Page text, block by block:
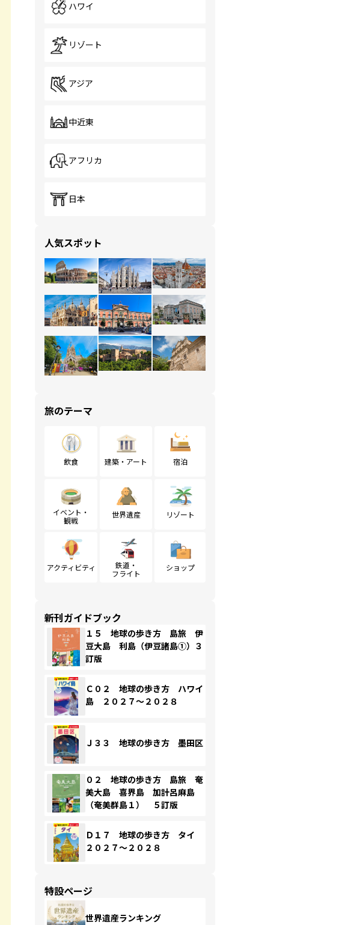
ハワイ
リゾート
アジア
中近東
アフリカ
日本
人気スポット
旅のテーマ
飲食 建築・アート 宿泊
イベント・
観戦
世界遺産 リゾート
アクティビティ
鉄道・
フライト
ショップ
新刊ガイドブック
１５ 地球の歩き方 島旅 伊
豆大島 利島（伊豆諸島①）３
訂版
Ｃ０２ 地球の歩き方 ハワイ
島 ２０２７～２０２８
Ｊ３３ 地球の歩き方 墨田区
０２ 地球の歩き方 島旅 奄
美大島 喜界島 加計呂麻島
（奄美群島１） ５訂版
Ｄ１７ 地球の歩き方 タイ
２０２７～２０２８
特設ページ
世界遺産ランキング